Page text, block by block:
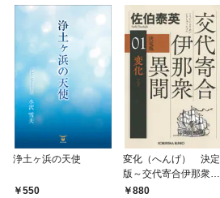
浄土ヶ浜の天使
550
変化（へんげ） 決定
版～交代寄合伊那衆異
聞（1）～
880